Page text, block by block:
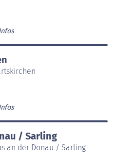
/ Sarling
an der Donau / Sarling